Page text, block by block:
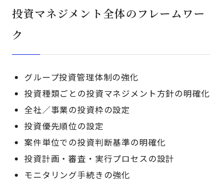
投資マネジメント全体のフレームワー
ク
グループ投資管理体制の強化
投資種類ごとの投資マネジメント方針の明確化
全社／事業の投資枠の設定
投資優先順位の設定
案件単位での投資判断基準の明確化
投資計画・審査・実行プロセスの設計
モニタリング手続きの強化